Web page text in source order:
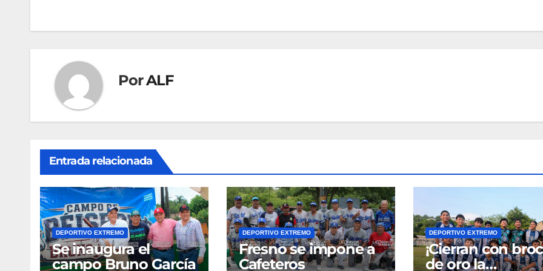
entradas
PorALF
Entrada relacionada
DEPORTIVO EXTREMO
Se inaugura el
campo Bruno García
DEPORTIVO EXTREMO
Fresno se impone a
Cafeteros
DEPORTIVO EXTREMO
¡Cierran con
de oro la